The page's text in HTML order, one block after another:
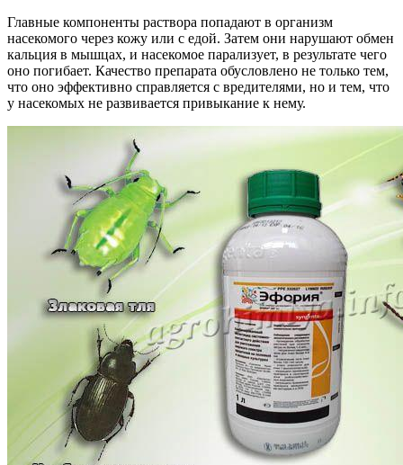
Главные компоненты раствора попадают в организм
насекомого через кожу или с едой. Затем они нарушают обмен
кальция в мышцах, и насекомое парализует, в результате чего
оно погибает. Качество препарата обусловлено не только тем,
что оно эффективно справляется с вредителями, но и тем, что
у насекомых не развивается привыкание к нему.